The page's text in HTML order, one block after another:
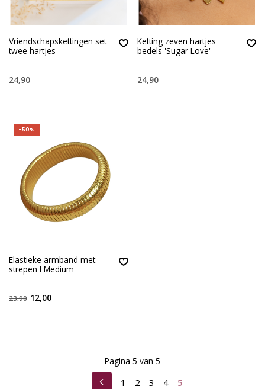
Vriendschapskettingen set
twee hartjes
24,90
Ketting zeven hartjes
bedels 'Sugar Love'
24,90
-50%
Elastieke armband met
strepen I Medium
23,90 12,00
1 2 3 4 5
Pagina 5 van 5